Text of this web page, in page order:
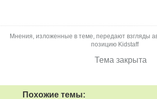
Мнения, изложенные в теме, передают взгляды
позицию Kidstaff
Тема закрыта
Похожие темы: